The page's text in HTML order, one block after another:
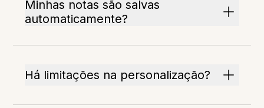
Minhas notas são salvas
automaticamente?
Há limitações na personalização?